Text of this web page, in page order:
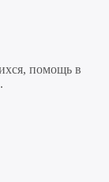
помощь в